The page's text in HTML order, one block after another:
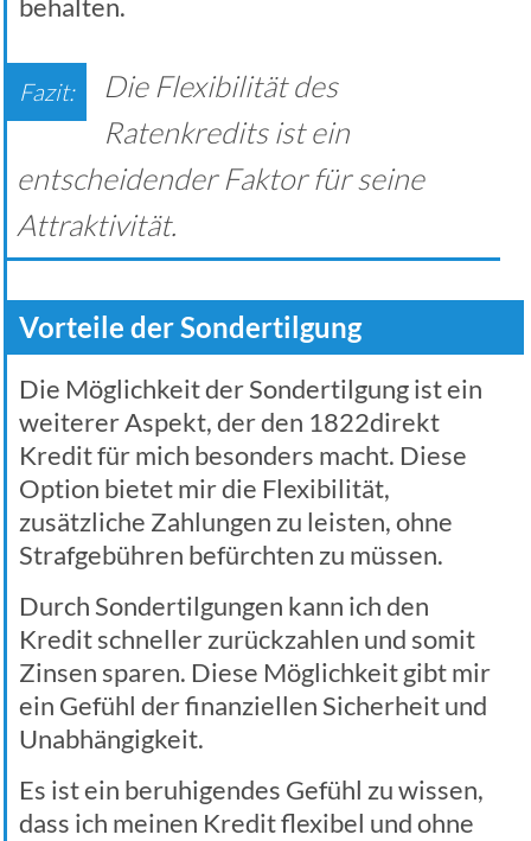
behalten.
Die Flexibilität des
Ratenkredits ist ein
entscheidender Faktor für seine
Attraktivität.
Vorteile der Sondertilgung
Die Möglichkeit der Sondertilgung ist ein
weiterer Aspekt, der den 1822direkt
Kredit für mich besonders macht. Diese
Option bietet mir die Flexibilität,
zusätzliche Zahlungen zu leisten, ohne
Strafgebühren befürchten zu müssen.
Durch Sondertilgungen kann ich den
Kredit schneller zurückzahlen und somit
Zinsen sparen. Diese Möglichkeit gibt mir
ein Gefühl der finanziellen Sicherheit und
Unabhängigkeit.
Es ist ein beruhigendes Gefühl zu wissen,
dass ich meinen Kredit flexibel und ohne